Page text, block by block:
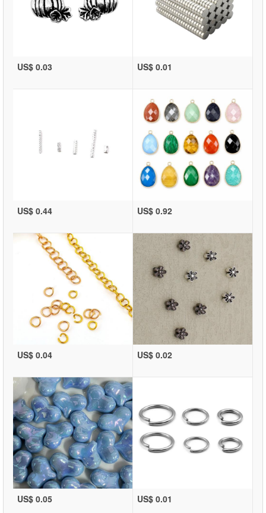
US$ 0.03 US$ 0.01
US$ 0.44 US$ 0.92
US$ 0.04 US$ 0.02
US$ 0.05 US$ 0.01